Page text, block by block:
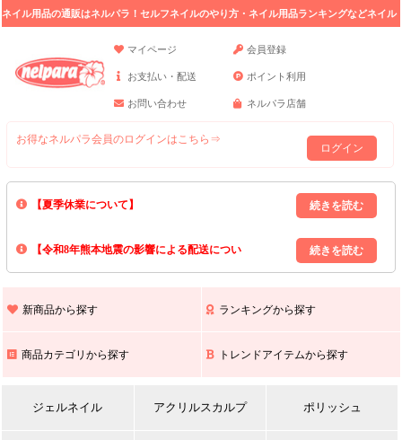
ネイル用品の通販はネルパラ！セルフネイルのやり方・ネイル用品ランキングなどネイル
マイページ
会員登録
お支払い・配送 ポイント利用
お問い合わせ ネルパラ店舗
お得なネルパラ会員のログインはこちら⇒
ログイン
【夏季休業について】
8/13(木)～8/16(日)の間｢出荷業務・お問い合わせ業務｣はお休みいたしま
上記期間中のご注文・お問い合わせは8/17(月)以降の対応となりますので
【令和8年熊本地震の影響による配送につい
また､ 九州全域でお荷物のお届けに遅延が生じております｡
新商品から探す ランキングから探す
商品カテゴリから探す トレンドアイテムから探す
ジェルネイル アクリルスカルプ ポリッシュ